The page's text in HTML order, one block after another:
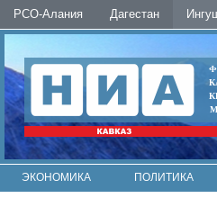
РСО-Алания Дагестан
ЭКОНОМИКА ПОЛИТИКА